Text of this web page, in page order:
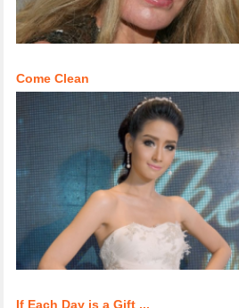
Come Clean
If Each Day is a Gift ...